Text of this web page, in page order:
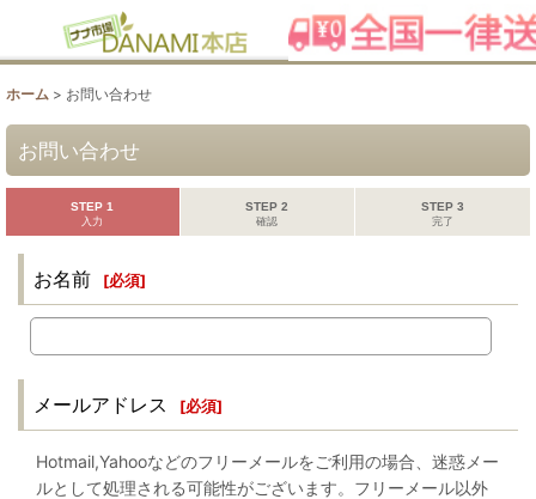
ホーム > お問い合わせ
お問い合わせ
STEP 1
入力
STEP 2
確認
STEP 3
完了
お名前 [必須]
メールアドレス [必須]
Hotmail,Yahooなどのフリーメールをご利用の場合、迷惑メー
ルとして処理される可能性がございます。フリーメール以外